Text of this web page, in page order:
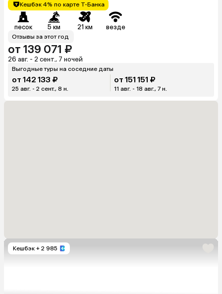
Кешбэк 4% по карте Т-Банка
песок 5 км 21 км везде
Отзывы за этот год
от 139 071 ₽
26 авг. - 2 сент., 7 ночей
Выгодные туры на соседние даты
от 142 133 ₽
25 авг. - 2 сент., 8 н.
от 151 151 ₽
11 авг. - 18 авг., 7 н.
Кешбэк + 2 985